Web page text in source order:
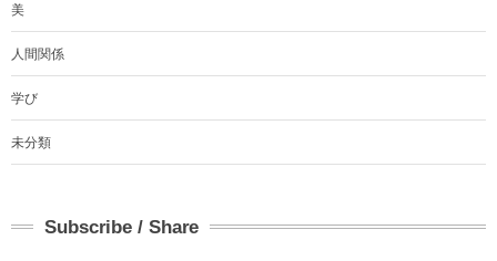
美
人間関係
学び
未分類
Subscribe / Share